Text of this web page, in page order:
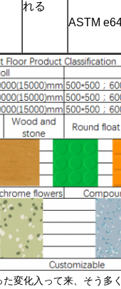
れる
ASTM
変化入って来、そう